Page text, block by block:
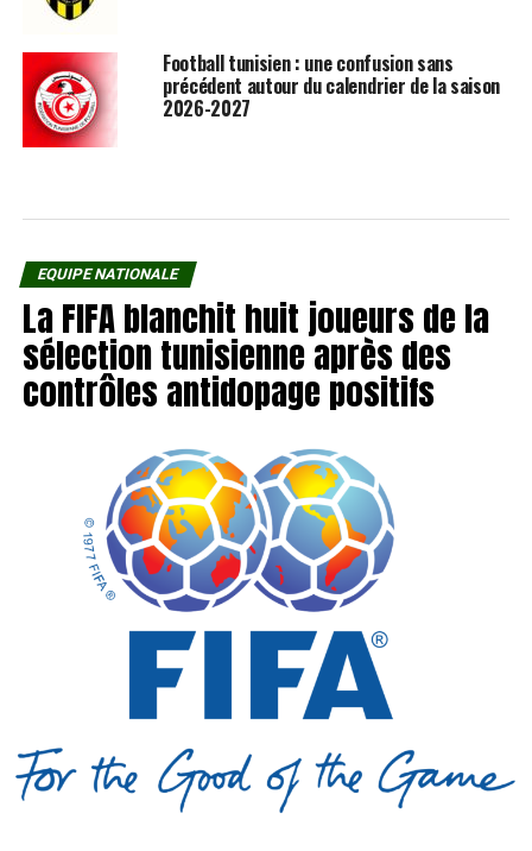
Football tunisien : une confusion sans
précédent autour du calendrier de la saison
2026-2027
EQUIPE NATIONALE
La FIFA blanchit huit joueurs de la
sélection tunisienne après des
contrôles antidopage positifs